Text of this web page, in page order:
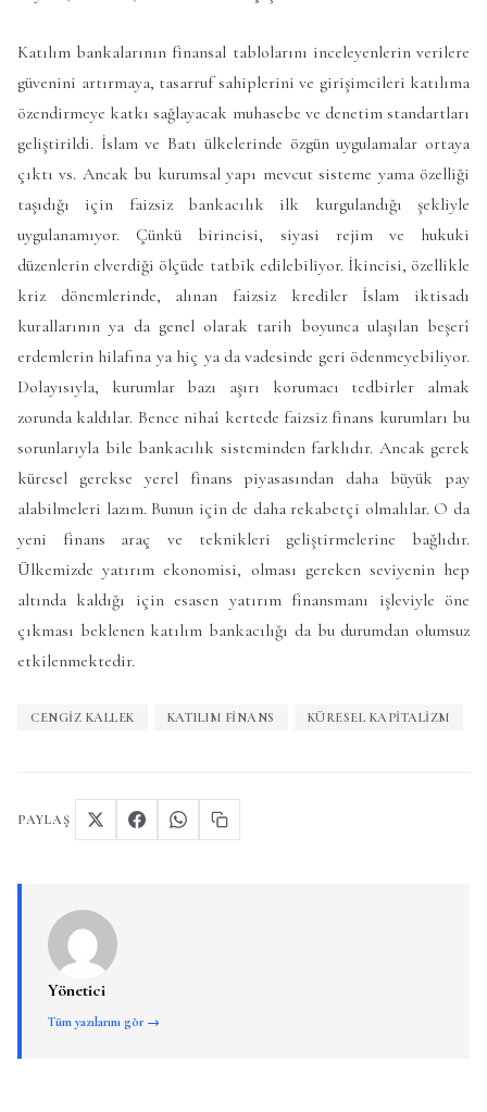
Katılım bankalarının finansal tablolarını inceleyenlerin verilere
güvenini artırmaya, tasarruf sahiplerini ve girişimcileri katılıma
özendirmeye katkı sağlayacak muhasebe ve denetim standartları
geliştirildi. İslam ve Batı ülkelerinde özgün uygulamalar ortaya
çıktı vs. Ancak bu kurumsal yapı mevcut sisteme yama özelliği
taşıdığı için faizsiz bankacılık ilk kurgulandığı şekliyle
uygulanamıyor. Çünkü birincisi, siyasi rejim ve hukuki
düzenlerin elverdiği ölçüde tatbik edilebiliyor. İkincisi, özellikle
kriz dönemlerinde, alınan faizsiz krediler İslam iktisadı
kurallarının ya da genel olarak tarih boyunca ulaşılan beşerî
erdemlerin hilafına ya hiç ya da vadesinde geri ödenmeyebiliyor.
Dolayısıyla, kurumlar bazı aşırı korumacı tedbirler almak
zorunda kaldılar. Bence nihaî kertede faizsiz finans kurumları bu
sorunlarıyla bile bankacılık sisteminden farklıdır. Ancak gerek
küresel gerekse yerel finans piyasasından daha büyük pay
alabilmeleri lazım. Bunun için de daha rekabetçi olmalılar. O da
yeni finans araç ve teknikleri geliştirmelerine bağlıdır.
Ülkemizde yatırım ekonomisi, olması gereken seviyenin hep
altında kaldığı için esasen yatırım finansmanı işleviyle öne
çıkması beklenen katılım bankacılığı da bu durumdan olumsuz
etkilenmektedir.
CENGIZ KALLEK KATILIM FINANS KÜRESEL KAPITALIZM
PAYLAŞ
Yönetici
Tüm yazılarını gör →